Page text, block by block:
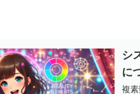
シ
に
複